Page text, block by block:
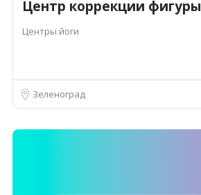
Центр коррекции фигуры
Центры йоги
Зеленоград